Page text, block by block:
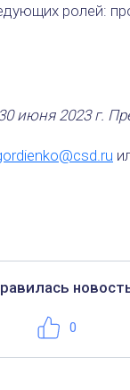
ролей:
июня 2023 г.
Нравится
0